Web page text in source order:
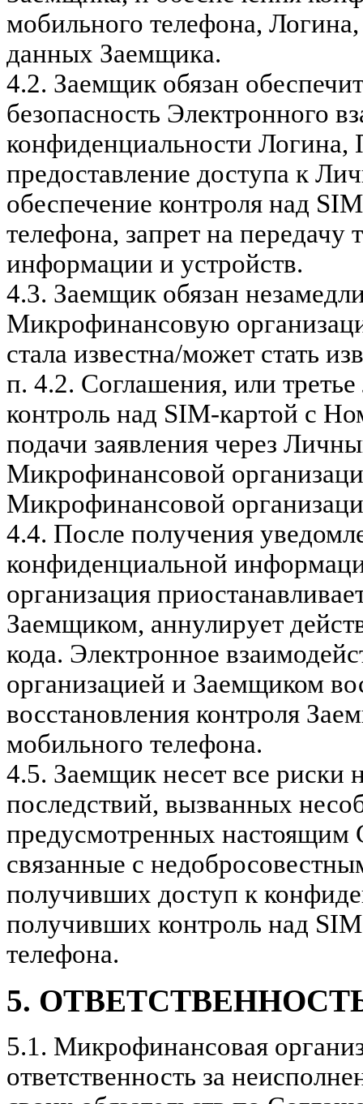
мобильного телефона,
данных Заемщика.
4.2. Заемщик обязан
безопасность Электронного
конфиденциальности
предоставление доступа к
обеспечение контроля над
телефона, запрет на
информации и устройств.
4.3. Заемщик обязан
Микрофинансовую
стала известна/может стать
п. 4.2. Соглашения, или
контроль над SIM-картой с
подачи заявления через
Микрофинансовой
Микрофинансовой
4.4. После получения
конфиденциальной
организация
Заемщиком, аннулирует
кода. Электронное
организацией и Заемщиком
восстановления контроля
мобильного телефона.
4.5. Заемщик несет все риски
последствий, вызванных
предусмотренных настоящим
связанные с
получивших доступ к
получивших контроль над
телефона.
5.
5.1. Микрофинансовая
ответственность за